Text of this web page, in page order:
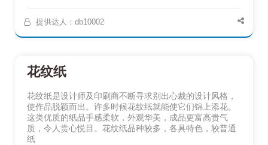
提供达人：db10002
花纹纸
花纹纸是设计师及印刷商不断寻求别出心裁的设计风格，
使作品脱颖而出。许多时候花纹纸就能使它们锦上添花。
这类优质的纸品手感柔软，外观华美，成品更富高贵气
质，令人赏心悦目。花纹纸品种较多，各具特色，较普通
纸